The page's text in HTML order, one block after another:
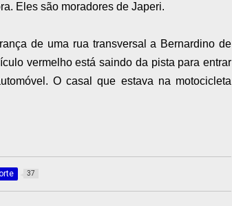
Eles são moradores de Japeri.
de uma rua transversal a Bernardino de
vermelho está saindo da pista para entrar
O casal que estava na motocicleta
37